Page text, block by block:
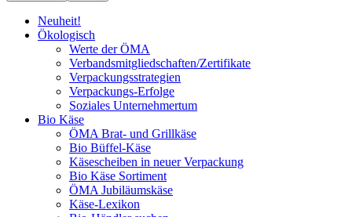
Neuheit!
Ökologisch
Werte der ÖMA
Verbandsmitgliedschaften/Zertifikate
Verpackungsstrategien
Verpackungs-Erfolge
Soziales Unternehmertum
Bio Käse
ÖMA Brat- und Grillkäse
Bio Büffel-Käse
Käsescheiben in neuer Verpackung
Bio Käse Sortiment
ÖMA Jubiläumskäse
Käse-Lexikon